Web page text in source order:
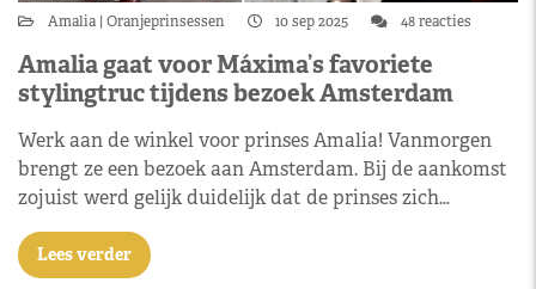
Amalia Oranjeprinsessen 10 sep 2025 48 reacties
Amalia gaat voor Máxima’s favoriete
stylingtruc tijdens bezoek Amsterdam
Werk aan de winkel voor prinses Amalia! Vanmorgen
brengt ze een bezoek aan Amsterdam. Bij de aankomst
zojuist werd gelijk duidelijk dat de prinses zich…
Lees verder